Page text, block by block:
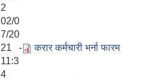
2
02/0
7/20
21 -
11:3
4
करार कर्मचारी भर्ना फारम